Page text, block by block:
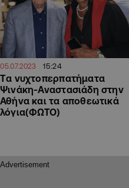
05.07.2023 15:24
Tα νυχτοπερπατήματα
Ψινάκη-Αναστασιάδη στην
Αθήνα και τα αποθεωτικά
λόγια(ΦΩΤΟ)